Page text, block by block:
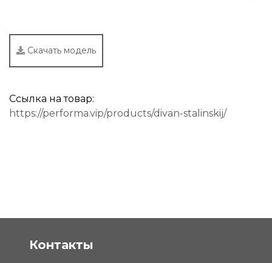
Скачать модель
Ссылка на товар:
https://performa.vip/products/divan-stalinskij/
Контакты